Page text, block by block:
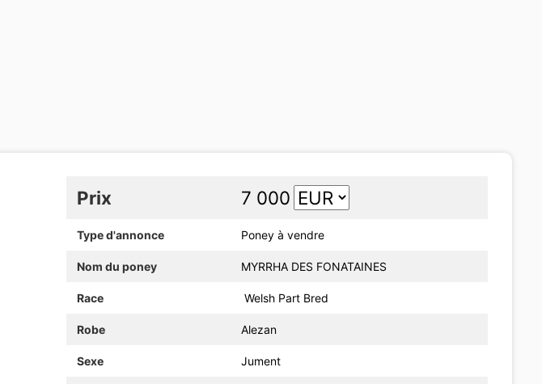
Prix 7 000
Type d'annonce Poney à vendre
Nom du poney MYRRHA DES FONATAINES
Race Welsh Part Bred
Robe Alezan
Sexe Jument